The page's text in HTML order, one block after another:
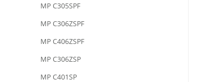
MP C305SPF
MP C306ZSPF
MP C406ZSPF
MP C306ZSP
MP C401SP